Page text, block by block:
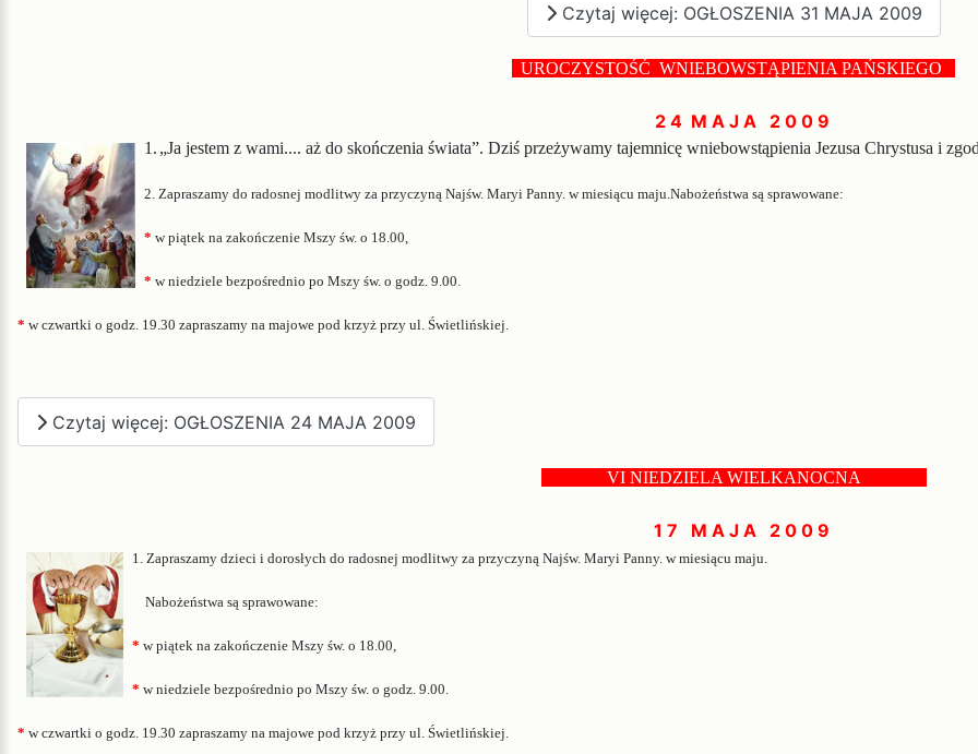
Czytaj więcej: OGŁOSZENIA 31 MAJA 2009
UROCZYSTOŚĆ WNIEBOWSTĄPIENIA PAŃSKIEGO
2 4 M A J A 2 0 0 9
1. „Ja jestem z wami.... aż do skończenia świata”. Dziś przeżywamy tajemnicę wniebowstąpienia Jezusa Chrystusa i
2. Zapraszamy do radosnej modlitwy za przyczyną Najśw. Maryi Panny. w miesiącu maju.Nabożeństwa są sprawowane:
* w piątek na zakończenie Mszy św. o 18.00,
* w niedziele bezpośrednio po Mszy św. o godz. 9.00.
* w czwartki o godz. 19.30 zapraszamy na majowe pod krzyż przy ul. Świetlińskiej.
Czytaj więcej: OGŁOSZENIA 24 MAJA 2009
VI NIEDZIELA WIELKANOCNA.. . ....
1 7 M A J A 2 0 0 9
1. Zapraszamy dzieci i dorosłych do radosnej modlitwy za przyczyną Najśw. Maryi Panny. w miesiącu maju.
Nabożeństwa są sprawowane:
* w piątek na zakończenie Mszy św. o 18.00,
* w niedziele bezpośrednio po Mszy św. o godz. 9.00.
* w czwartki o godz. 19.30 zapraszamy na majowe pod krzyż przy ul. Świetlińskiej.